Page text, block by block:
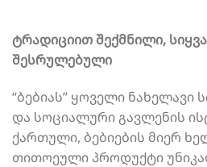
ტრადიციით შექმნილი,
შესრულებული
“ბებიას” ყოველი ნახელავი
და სოციალური გავლენის
ქართული, ბებიების მიერ
თითოეული პროდუქტი